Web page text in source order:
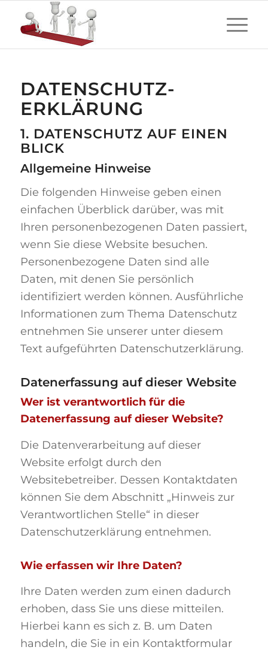
DATENSCHUTZ­
ERKLÄRUNG
1. DATENSCHUTZ AUF EINEN
BLICK
Allgemeine Hinweise
Die folgenden Hinweise geben einen
einfachen Überblick darüber, was mit
Ihren personenbezogenen Daten passiert,
wenn Sie diese Website besuchen.
Personenbezogene Daten sind alle
Daten, mit denen Sie persönlich
identifiziert werden können. Ausführliche
Informationen zum Thema Datenschutz
entnehmen Sie unserer unter diesem
Text aufgeführten Datenschutzerklärung.
Datenerfassung auf dieser Website
Wer ist verantwortlich für die
Datenerfassung auf dieser Website?
Die Datenverarbeitung auf dieser
Website erfolgt durch den
Websitebetreiber. Dessen Kontaktdaten
können Sie dem Abschnitt „Hinweis zur
Verantwortlichen Stelle“ in dieser
Datenschutzerklärung entnehmen.
Wie erfassen wir Ihre Daten?
Ihre Daten werden zum einen dadurch
erhoben, dass Sie uns diese mitteilen.
Hierbei kann es sich z. B. um Daten
handeln, die Sie in ein Kontaktformular